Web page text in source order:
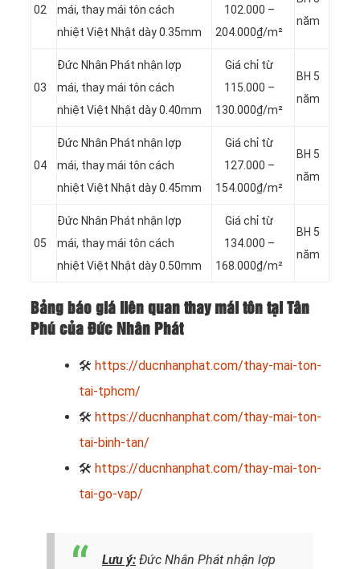
02
mái, thay mái tôn cách
nhiệt Việt Nhật dày 0.35mm
102.000 –
204.000₫/m²
năm
03
Đức Nhân Phát nhận lợp
mái, thay mái tôn cách
nhiệt Việt Nhật dày 0.40mm
Giá chỉ từ
115.000 –
130.000₫/m²
BH 5
năm
04
Đức Nhân Phát nhận lợp
mái, thay mái tôn cách
nhiệt Việt Nhật dày 0.45mm
Giá chỉ từ
127.000 –
154.000₫/m²
BH 5
năm
05
Đức Nhân Phát nhận lợp
mái, thay mái tôn cách
nhiệt Việt Nhật dày 0.50mm
Giá chỉ từ
134.000 –
168.000₫/m²
BH 5
năm
Bảng báo giá liên quan thay mái tôn tại Tân
Phú của Đức Nhân Phát
🛠 https://ducnhanphat.com/thay-mai-ton-
tai-tphcm/
🛠 https://ducnhanphat.com/thay-mai-ton-
tai-binh-tan/
🛠 https://ducnhanphat.com/thay-mai-ton-
tai-go-vap/
Lưu ý: Đức Nhân Phát nhận lợp